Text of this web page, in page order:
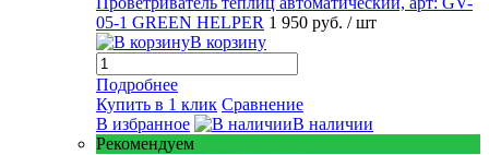
05-1 GREEN HELPER 1 950 руб. / шт
В корзину
Подробнее
Купить в 1 клик Сравнение
В избранное
В наличии
Рекомендуем